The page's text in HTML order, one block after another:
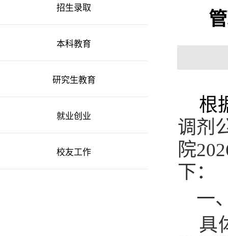
招生录取
本科教育
研究生教育
就业创业
校友工作
根
调剂
院202
下：
一
具